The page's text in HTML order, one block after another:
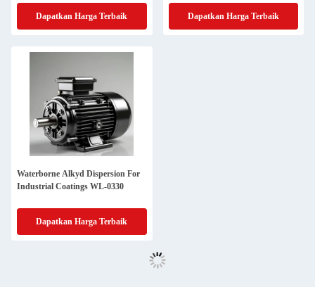
Dapatkan Harga Terbaik
Cairan
Dapatkan Harga Terbaik
Waterborne Alkyd Dispersion For
Industrial Coatings WL-0330
Dapatkan Harga Terbaik